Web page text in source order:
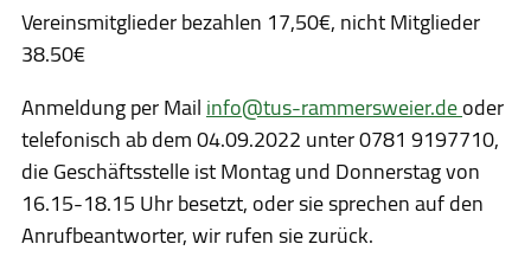
Vereinsmitglieder bezahlen 17,50€, nicht Mitglieder
38.50€
Anmeldung per Mailinfo@tus-rammersweier.deoder
telefonisch ab dem 04.09.2022 unter 0781 9197710,
die Geschäftsstelle ist Montag und Donnerstag von
16.15-18.15 Uhr besetzt, oder sie sprechen auf den
Anrufbeantworter, wir rufen sie zurück.